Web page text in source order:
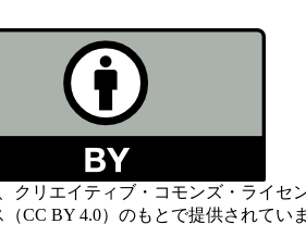
クリエイティブ・コモンズ・ライセ
CC BY 4.0）のもとで提供されてい